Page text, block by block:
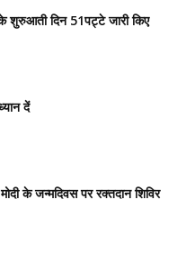
शुरुआती दिन 51पट्टे जारी किए
दें
के जन्मदिवस पर रक्तदान शिविर